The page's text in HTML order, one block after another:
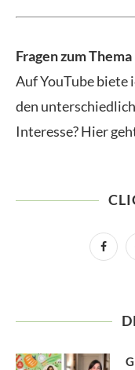
Fragen zum
Auf YouTube biete
den
Interesse? Hier